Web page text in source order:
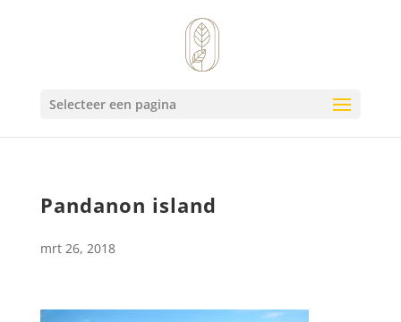
Selecteer een pagina
Pandanon island
mrt 26, 2018